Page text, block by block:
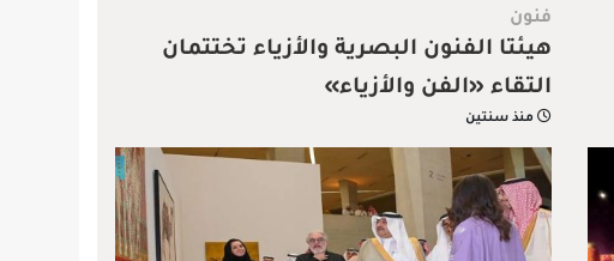
فنون
هيئتا الفنون البصرية والأزياء تختتمان
التقاء «الفن والأزياء»
منذ سنتين